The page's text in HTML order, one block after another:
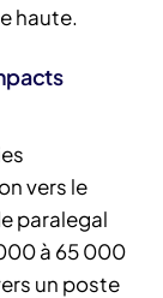
haute.
vers le
paralegal
à 65 000
un poste